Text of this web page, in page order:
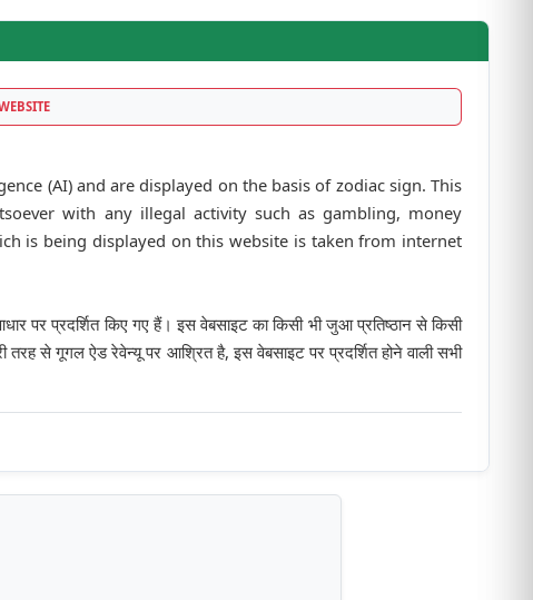
(AI) and are displayed on the basis of zodiac sign. This
with any illegal activity such as gambling, money
is being displayed on this website is taken from internet
प्रदर्शित किए गए हैं। इस वेबसाइट का किसी भी जुआ प्रतिष्ठान से किसी
से गूगल ऐड रेवेन्यू पर आश्रित है, इस वेबसाइट पर प्रदर्शित होने वाली सभी